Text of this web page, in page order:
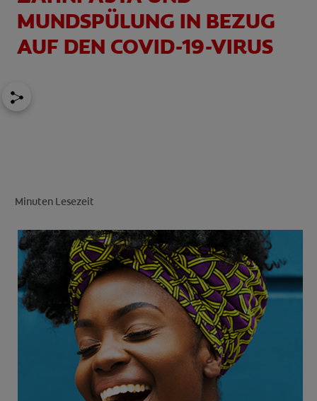
MUNDSPÜLUNG IN BEZUG
AUF DEN COVID-19-VIRUS
Minuten Lesezeit